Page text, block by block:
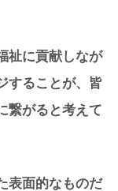
祉に貢献しなが
することが、皆
繋がると考えて
表面的なものだ